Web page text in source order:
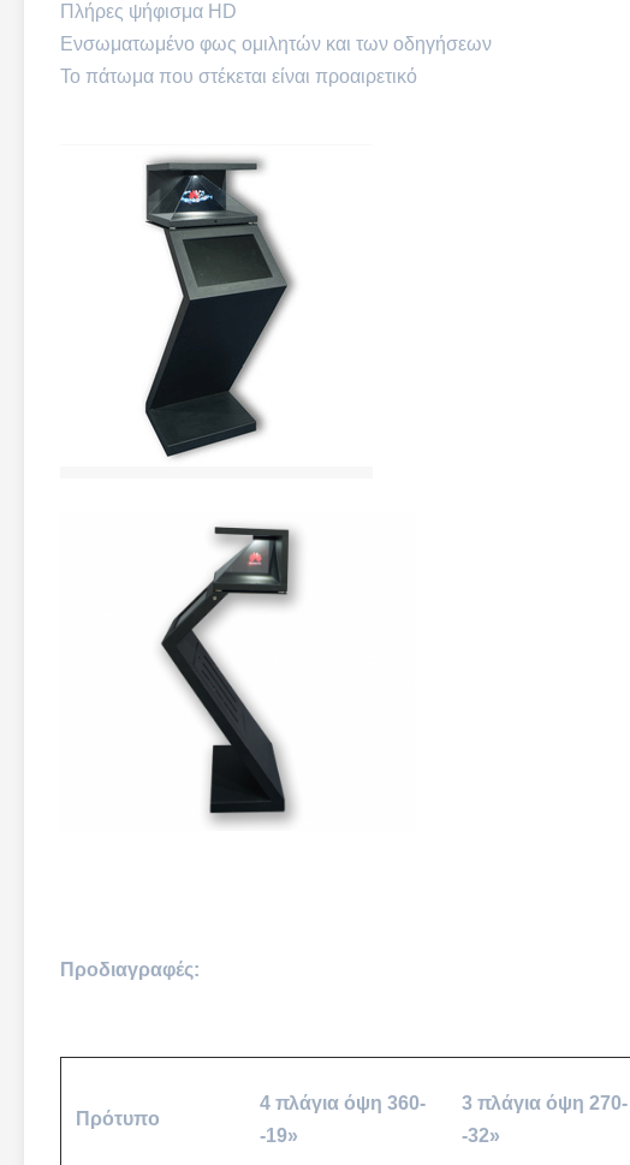
Πλήρες ψήφισμα HD
Ενσωματωμένο φως ομιλητών και των οδηγήσεων
Το πάτωμα που στέκεται είναι προαιρετικό
Προδιαγραφές:
Πρότυπο
4 πλάγια όψη 360-
-19»
3 πλάγια όψη 270-
-32»